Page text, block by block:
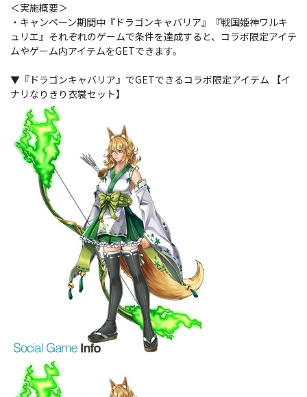
＜実施概要＞
・キャンペーン期間中『ドラゴンキャバリア』『戦国姫神ワルキ
ュリエ』それぞれのゲームで条件を達成すると、コラボ限定アイテ
ムやゲーム内アイテムをGETできます。
▼『ドラゴンキャバリア』でGETできるコラボ限定アイテム 【イ
ナリなりきり衣裳セット】